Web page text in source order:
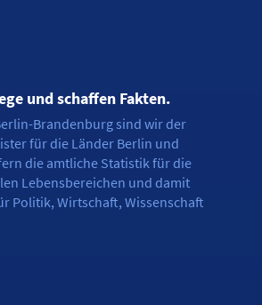
und schaffen Fakten.
Brandenburg sind wir der
für die Länder Berlin und
die amtliche Statistik für die
Lebensbereichen und damit
Politik, Wirtschaft, Wissenschaft